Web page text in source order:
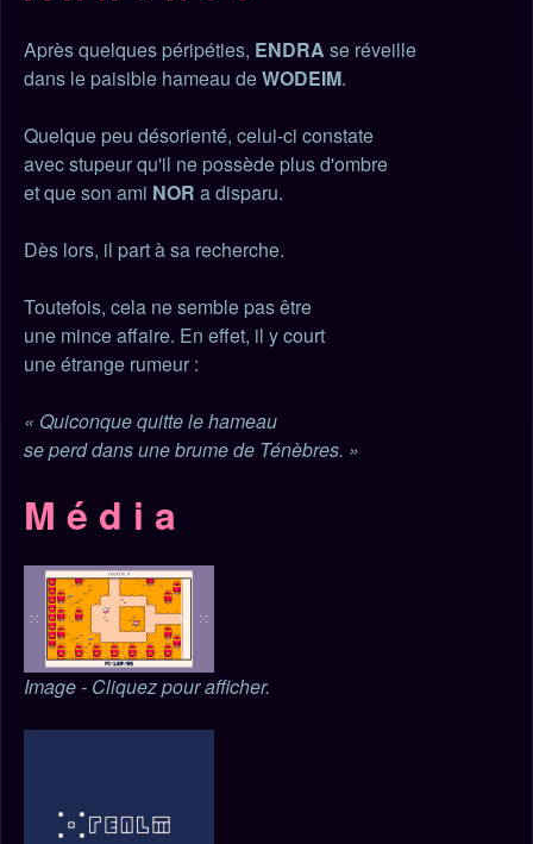
Après quelques péripéties, ENDRA se réveille
dans le paisible hameau deWODEIM.
Quelque peu désorienté, celui-ci constate
avec stupeur qu'il ne possède plus d'ombre
et que son ami NOR a disparu.
Dès lors, il part à sa recherche.
Toutefois, cela ne semble pas être
une mince affaire. En effet, il y court
une étrange rumeur :
« Quiconque quitte le hameau
se perd dans une brume de Ténèbres. »
M é d i a
Image - Cliquez pour afficher.